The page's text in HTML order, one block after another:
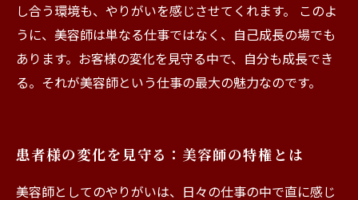
し合う環境も、やりがいを感じさせてくれます。 このよ
うに、美容師は単なる仕事ではなく、自己成長の場でも
あります。お客様の変化を見守る中で、自分も成長でき
る。それが美容師という仕事の最大の魅力なのです。
患者様の変化を見守る：美容師の特権とは
美容師としてのやりがいは、日々の仕事の中で直に感じ